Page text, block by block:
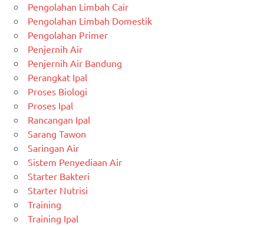
Pengolahan Limbah Cair
Pengolahan Limbah Domestik
Pengolahan Primer
Penjernih Air
Penjernih Air Bandung
Perangkat Ipal
Proses Biologi
Proses Ipal
Rancangan Ipal
Sarang Tawon
Saringan Air
Sistem Penyediaan Air
Starter Bakteri
Starter Nutrisi
Training
Training Ipal